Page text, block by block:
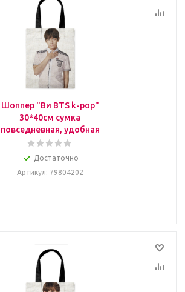
Шоппер "Ви BTS k-pop"
30*40см сумка
повседневная, удобная
Достаточно
Артикул: 79804202